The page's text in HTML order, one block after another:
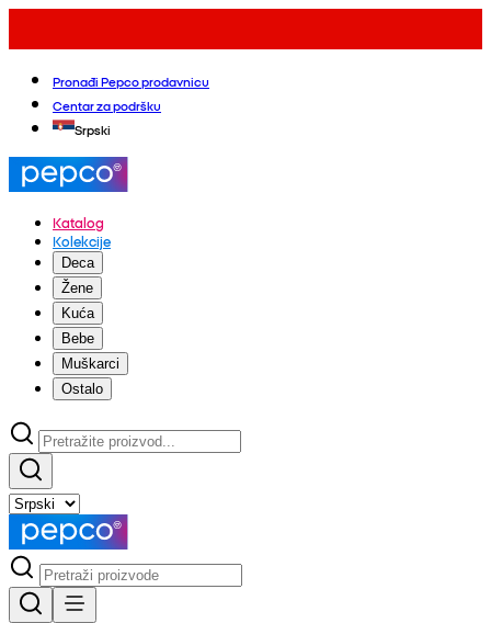
Pronađi Pepco prodavnicu
Centar za podršku
Srpski
Katalog
Kolekcije
Deca
Žene
Kuća
Bebe
Muškarci
Ostalo